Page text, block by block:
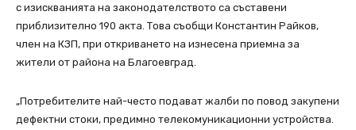
с изискванията на законодателството са съставени
приблизително 190 акта. Това съобщи Константин Райков,
член на КЗП, при откриването на изнесена приемна за
жители от района на Благоевград.
„Потребителите най-често подават жалби по повод закупени
дефектни стоки, предимно телекомуникационни устройства.